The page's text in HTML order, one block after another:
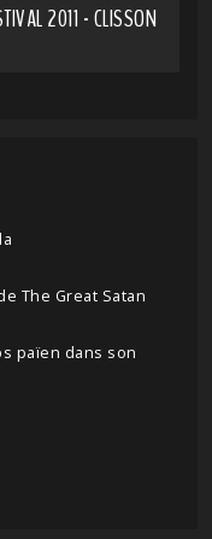
2011 - CLISSON
The Great Satan
païen dans son